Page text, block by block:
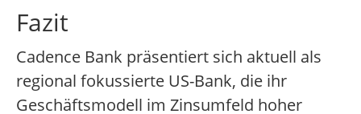
Fazit
Cadence Bank präsentiert sich aktuell als
regional fokussierte US-Bank, die ihr
Geschäftsmodell im Zinsumfeld hoher